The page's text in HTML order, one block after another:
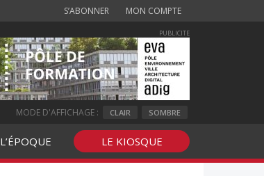
S’ABONNER MON COMPTE
PUBLICITE
MODE D'AFFICHAGE : CLAIR SOMBRE
L’ÉPOQUE LE KIOSQUE